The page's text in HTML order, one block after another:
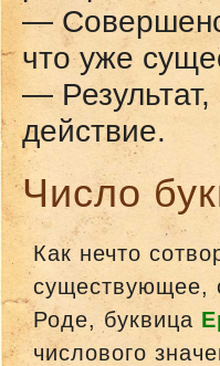
—
что уже
—
действие.
Число
Как нечто
существующее,
Роде, буквица
числового